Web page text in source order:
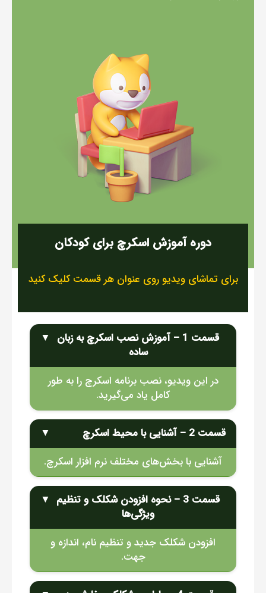
دوره آموزش اسکرچ برای کودکان
برای تماشای ویدیو روی عنوان هر قسمت کلیک کنید
قسمت 1 – آموزش نصب اسکرچ به زبان
ساده
▼
در این ویدیو، نصب برنامه اسکرچ را به طور
کامل یاد می‌گیرید.
قسمت 2 – آشنایی با محیط اسکرچ
▼
آشنایی با بخش‌های مختلف نرم افزار اسکرچ.
قسمت 3 – نحوه افزودن شکلک و تنظیم
ویژگی‌ها
▼
افزودن شکلک جدید و تنظیم نام، اندازه و
جهت.